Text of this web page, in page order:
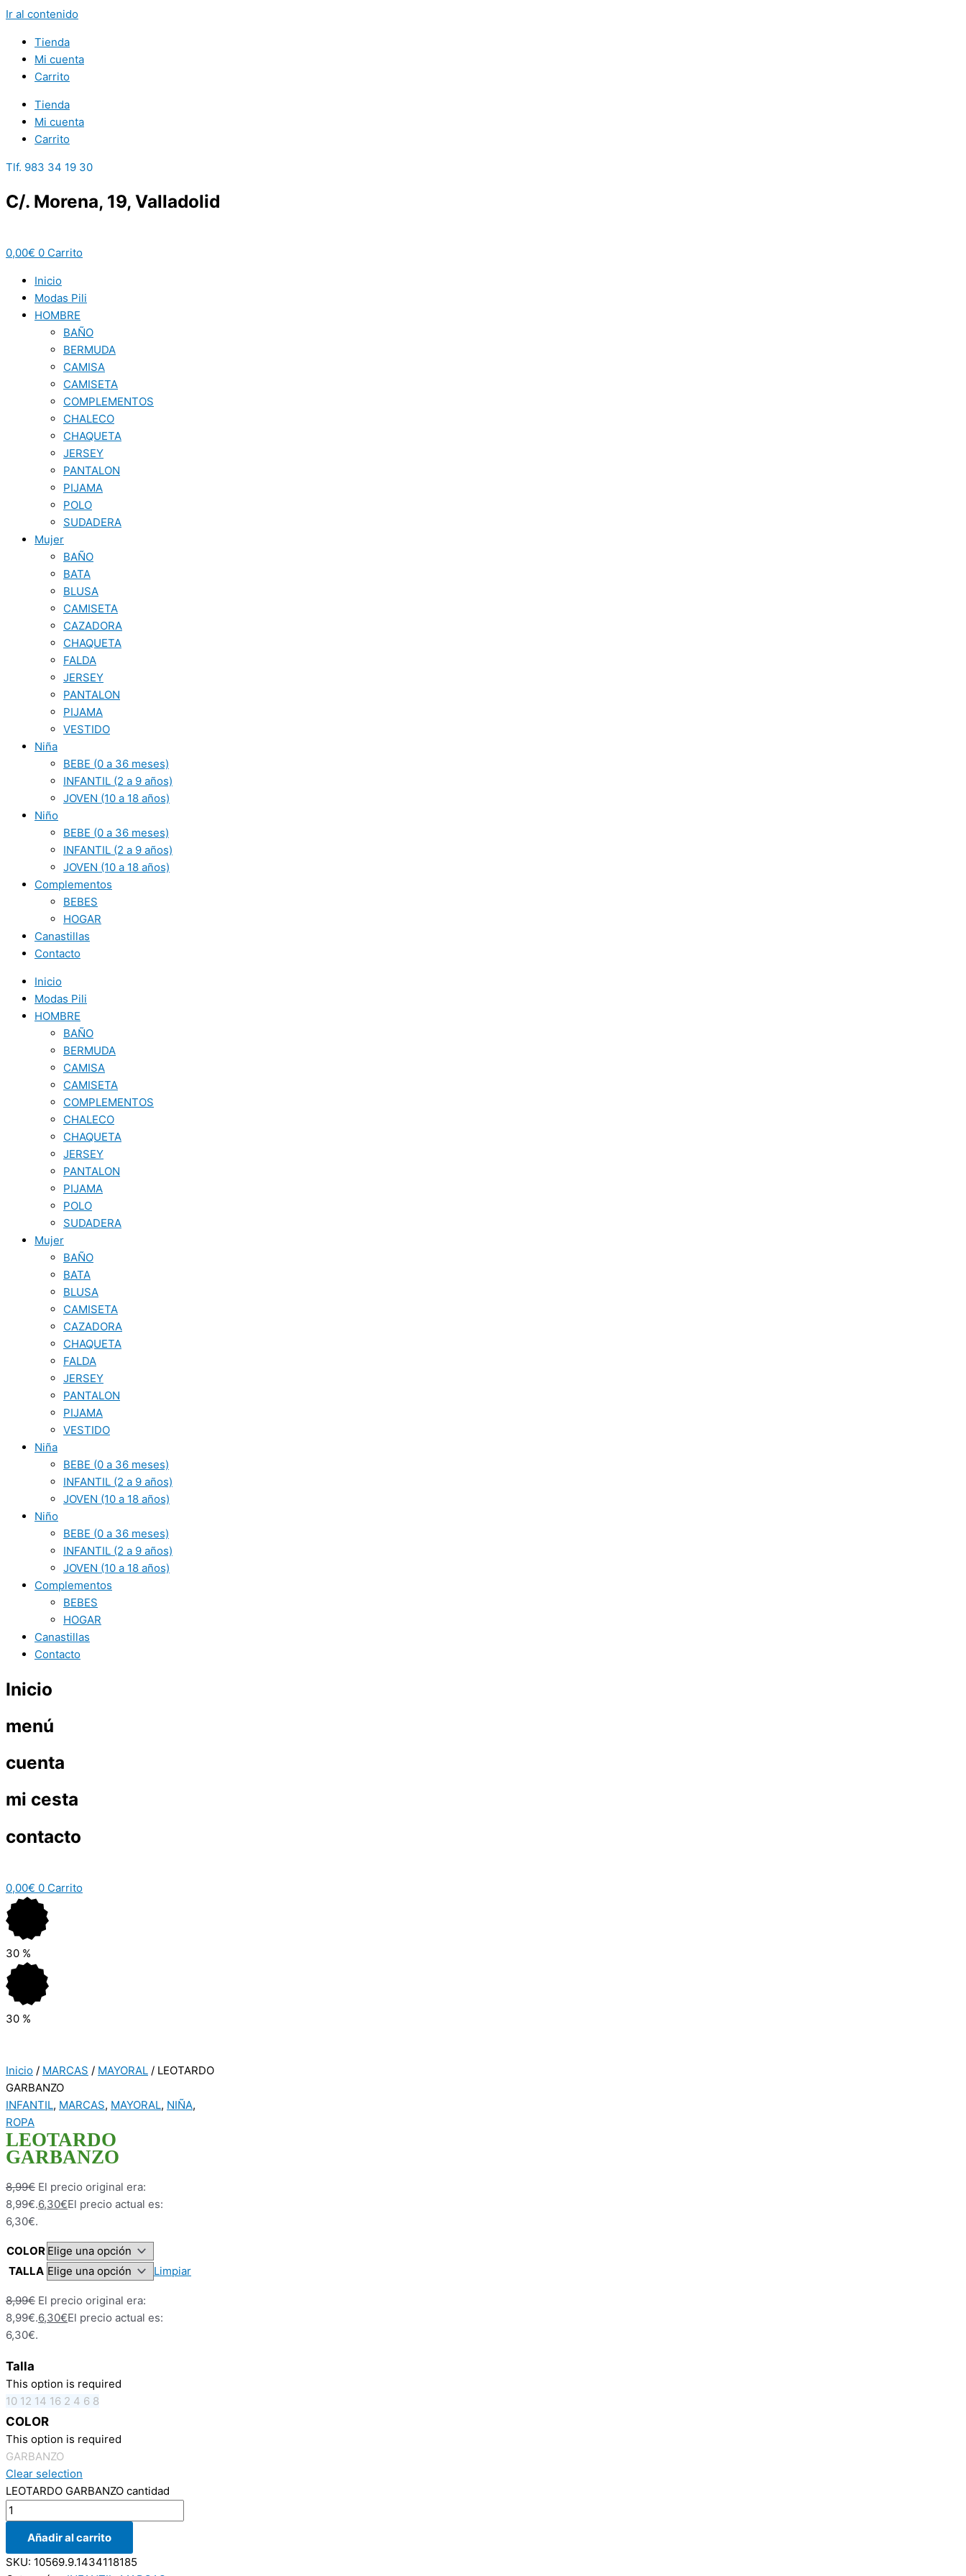
Ir al contenido
Tienda
Mi cuenta
Carrito
Tienda
Mi cuenta
Carrito
Tlf. 983 34 19 30
C/. Morena, 19, Valladolid
0,00€ 0 Carrito
Inicio
Modas Pili
HOMBRE
BAÑO
BERMUDA
CAMISA
CAMISETA
COMPLEMENTOS
CHALECO
CHAQUETA
JERSEY
PANTALON
PIJAMA
POLO
SUDADERA
Mujer
BAÑO
BATA
BLUSA
CAMISETA
CAZADORA
CHAQUETA
FALDA
JERSEY
PANTALON
PIJAMA
VESTIDO
Niña
BEBE (0 a 36 meses)
INFANTIL (2 a 9 años)
JOVEN (10 a 18 años)
Niño
BEBE (0 a 36 meses)
INFANTIL (2 a 9 años)
JOVEN (10 a 18 años)
Complementos
BEBES
HOGAR
Canastillas
Contacto
Inicio
Modas Pili
HOMBRE
BAÑO
BERMUDA
CAMISA
CAMISETA
COMPLEMENTOS
CHALECO
CHAQUETA
JERSEY
PANTALON
PIJAMA
POLO
SUDADERA
Mujer
BAÑO
BATA
BLUSA
CAMISETA
CAZADORA
CHAQUETA
FALDA
JERSEY
PANTALON
PIJAMA
VESTIDO
Niña
BEBE (0 a 36 meses)
INFANTIL (2 a 9 años)
JOVEN (10 a 18 años)
Niño
BEBE (0 a 36 meses)
INFANTIL (2 a 9 años)
JOVEN (10 a 18 años)
Complementos
BEBES
HOGAR
Canastillas
Contacto
Inicio
menú
cuenta
mi cesta
contacto
0,00€ 0 Carrito
30 %
30 %
Inicio / MARCAS / MAYORAL / LEOTARDO
GARBANZO
INFANTIL, MARCAS, MAYORAL, NIÑA,
ROPA
LEOTARDO
GARBANZO
8,99€ El precio original era:
8,99€.6,30€El precio actual es:
6,30€.
COLOR
TALLA
Limpiar
8,99€ El precio original era:
8,99€.6,30€El precio actual es:
6,30€.
Talla
This option is required
10 12 14 16 2 4 6 8
COLOR
This option is required
GARBANZO
Clear selection
LEOTARDO GARBANZO cantidad
Añadir al carrito
SKU: 10569.9.1434118185